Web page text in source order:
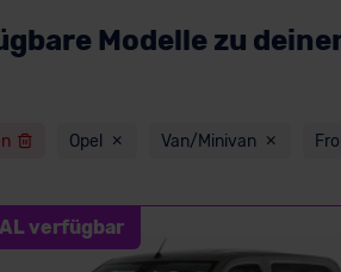
Modelle zu
Opel Van/Minivan
verfügbar